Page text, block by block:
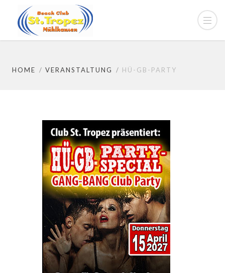
HOME VERANSTALTUNG HÜ-GB-PARTY